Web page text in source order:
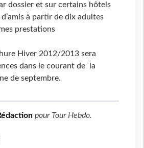
dossier et sur certains hôtels
à partir de dix adultes
prestations
Hiver 2012/2013 sera
dans le courant de la
de septembre.
pour Tour Hebdo.